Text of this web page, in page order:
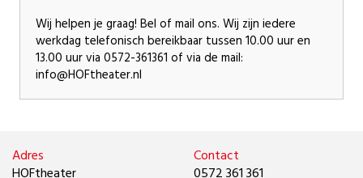
Wij helpen je graag! Bel of mail ons. Wij zijn iedere
werkdag telefonisch bereikbaar tussen 10.00 uur en
13.00 uur via 0572-361361 of via de mail:
info@HOFtheater.nl
Adres
Contact